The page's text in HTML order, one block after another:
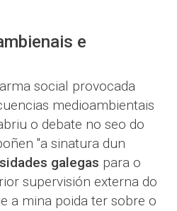
e
social provocada
medioambientais
o debate no seo do
"a sinatura dun
galegas para o
supervisión externa do
a mina poida ter sobre o